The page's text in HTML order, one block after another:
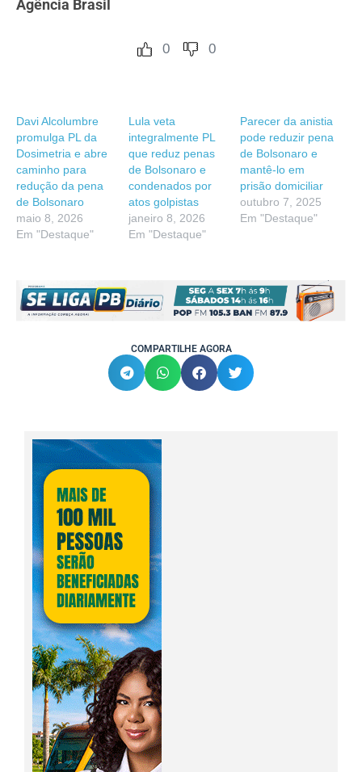
Agência Brasil
0 0
Davi Alcolumbre
promulga PL da
Dosimetria e abre
caminho para
redução da pena
de Bolsonaro
maio 8, 2026
Em "Destaque"
Lula veta
integralmente PL
que reduz penas
de Bolsonaro e
condenados por
atos golpistas
janeiro 8, 2026
Em "Destaque"
Parecer da anistia
pode reduzir pena
de Bolsonaro e
mantê-lo em
prisão domiciliar
outubro 7, 2025
Em "Destaque"
COMPARTILHE AGORA